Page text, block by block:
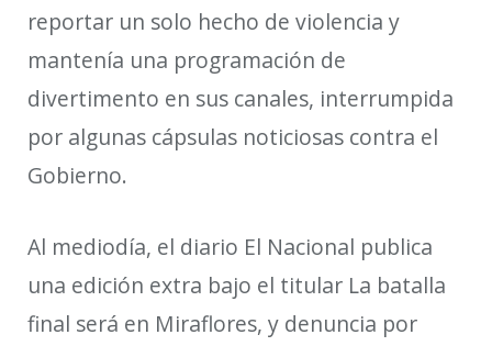
reportar un solo hecho de violencia y
mantenía una programación de
divertimento en sus canales, interrumpida
por algunas cápsulas noticiosas contra el
Gobierno.
Al mediodía, el diario El Nacional publica
una edición extra bajo el titular La batalla
final será en Miraflores, y denuncia por